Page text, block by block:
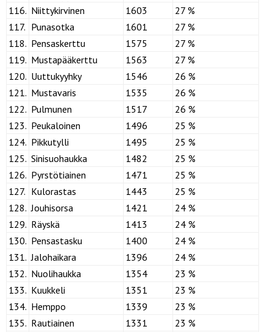
116. Niittykirvinen 1603
27 %
117. Punasotka 1601
27 %
118. Pensaskerttu 1575
27 %
119. Mustapääkerttu 1563
27 %
120. Uuttukyyhky 1546
26 %
121. Mustavaris 1535
26 %
122. Pulmunen 1517
26 %
123. Peukaloinen 1496
25 %
124. Pikkutylli 1495
25 %
125. Sinisuohaukka 1482
25 %
126. Pyrstötiainen 1471
25 %
127. Kulorastas 1443
25 %
128. Jouhisorsa 1421
24 %
129. Räyskä 1413
24 %
130. Pensastasku 1400
24 %
131. Jalohaikara 1396
24 %
132. Nuolihaukka 1354
23 %
133. Kuukkeli 1351
23 %
134. Hemppo 1339
23 %
135. Rautiainen 1331
23 %